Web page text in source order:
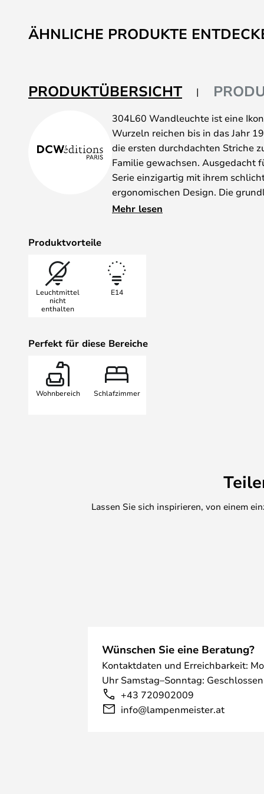
ÄHNLICHE PRODUKTE
PRODUKTÜBERSICHT
304L60 Wandleuchte ist eine
Wurzeln reichen bis in das Jahr
die ersten durchdachten Striche
Familie gewachsen. Ausgedacht
Serie einzigartig mit ihrem
ergonomischen Design. Die
Schrauben noch Schweißnähte.
von einer fantastisch
voraus. Le Corbusier war schon
Lampe Gras Leuchten fasziniert
Japan. Bernard Albin Gras‘
Mehr lesen
Produktvorteile
Leuchtmittel
nicht
enthalten
E14
Perfekt für diese Bereiche
Wohnbereich Schlafzimmer
Lassen Sie sich inspirieren, von einem
Wünschen Sie eine Beratung?
Kontaktdaten und Erreichbarkeit:
Uhr Samstag–Sonntag: Geschlossen
+43 720902009
info@lampenmeister.at